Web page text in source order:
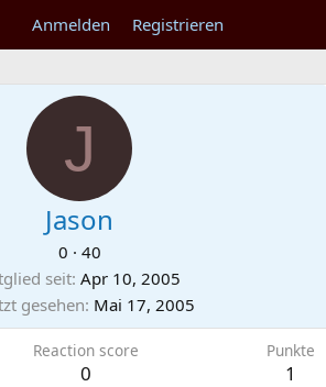
Anmelden Registrieren
J
Jason
0 · 40
seit Apr 10, 2005
gesehen Mai 17, 2005
Reaction score
0
Punkte
1